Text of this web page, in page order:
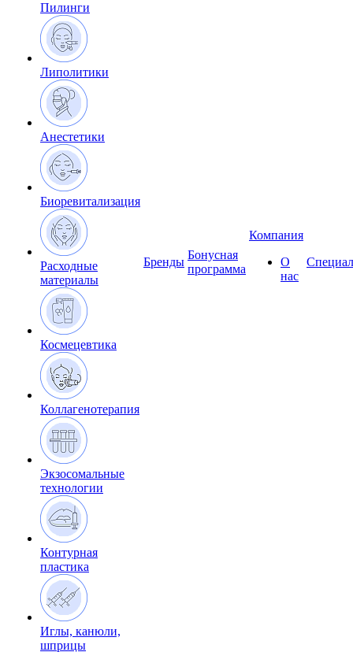
Пилинги
Липолитики
Анестетики
Биоревитализация
Расходные
материалы
Космецевтика
Коллагенотерапия
Экзосомальные
технологии
Контурная
пластика
Иглы, канюли,
шприцы
Бренды
Бонусная
программа
Компания
О
нас